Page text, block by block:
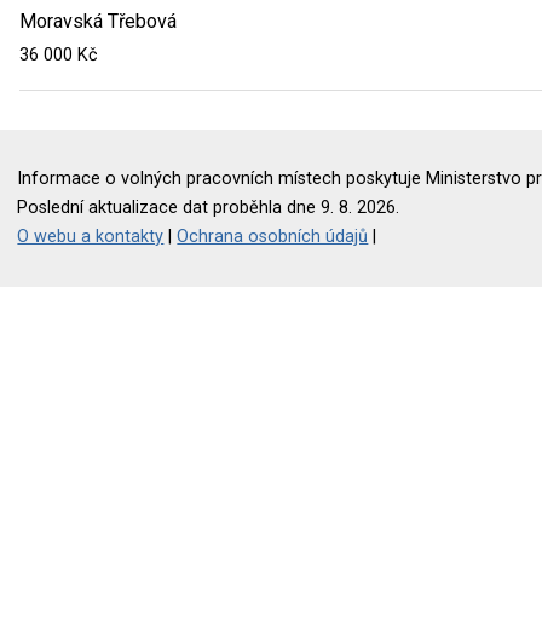
Moravská Třebová
36 000 Kč
Informace o volných pracovních místech poskytuje Ministerstvo
Poslední aktualizace dat proběhla dne 9. 8. 2026.
O webu a kontakty |Ochrana osobních údajů